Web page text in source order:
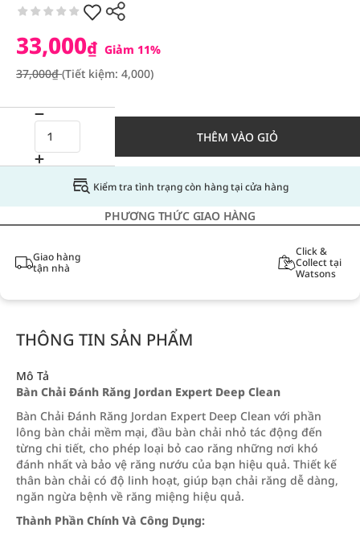
33,000₫ Giảm 11%
37,000₫(Tiết kiệm: 4,000)
THÊM VÀO GIỎ
Kiểm tra tình trạng còn hàng tại cửa hàng
PHƯƠNG THỨC GIAO HÀNG
Giao hàng
tận nhà
Click &
Collect tại
Watsons
THÔNG TIN SẢN PHẨM
Mô Tả
Bàn Chải Đánh Răng Jordan Expert Deep Clean
Bàn Chải Đánh Răng Jordan Expert Deep Clean với phần
lông bàn chải mềm mại, đầu bàn chải nhỏ tác động đến
từng chi tiết, cho phép loại bỏ cao răng những nơi khó
đánh nhất và bảo vệ răng nướu của bạn hiệu quả. Thiết kế
thân bàn chải có độ linh hoạt, giúp bạn chải răng dễ dàng,
ngăn ngừa bệnh về răng miệng hiệu quả.
Thành Phần Chính Và Công Dụng: